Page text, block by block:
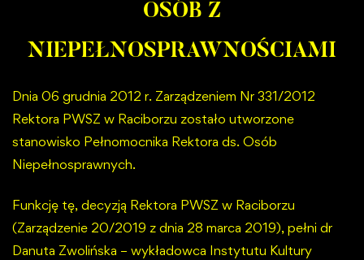
OSÓB Z
NIEPEŁNOSPRAWNOŚCIAMI
Dnia 06 grudnia 2012 r. Zarządzeniem Nr 331/2012
Rektora PWSZ w Raciborzu zostało utworzone
stanowisko Pełnomocnika Rektora ds. Osób
Niepełnosprawnych.
Funkcję tę, decyzją Rektora PWSZ w Raciborzu
(Zarządzenie 20/2019 z dnia 28 marca 2019), pełni dr
Danuta Zwolińska – wykładowca Instytutu Kultury